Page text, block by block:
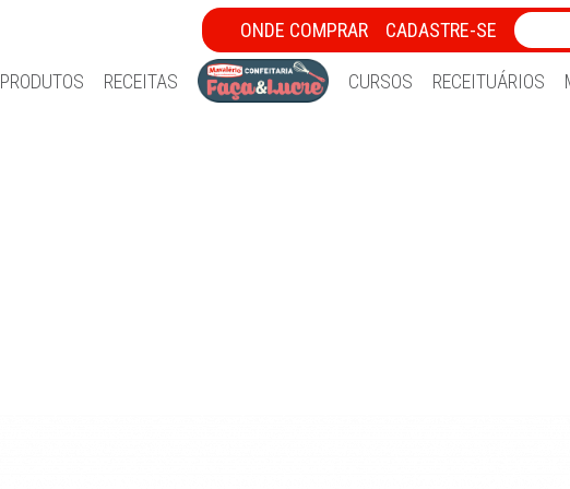
ONDE COMPRAR CADASTRE-SE
PRODUTOS RECEITAS CURSOS RECEITUÁRIOS